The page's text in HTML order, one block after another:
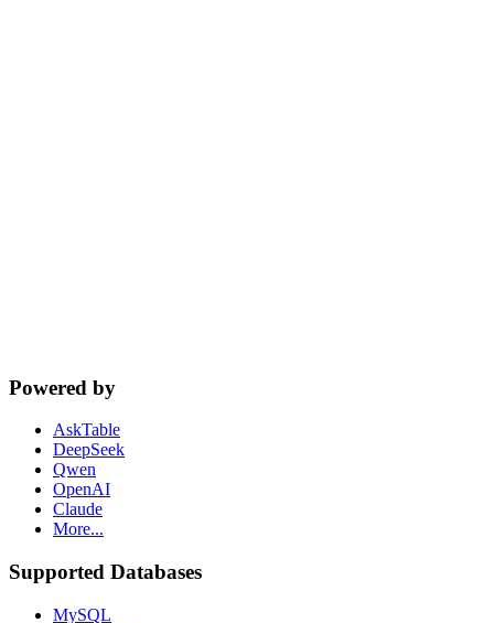
cta.dbSupport
Powered by
AskTable
DeepSeek
Qwen
OpenAI
Claude
More...
Supported Databases
MySQL